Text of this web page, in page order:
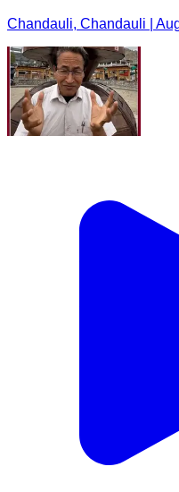
Chandauli, Chandauli |